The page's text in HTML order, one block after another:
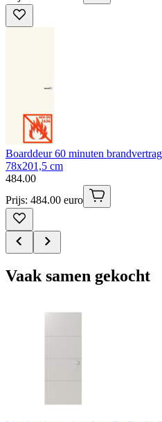
Boarddeur 60 minuten
78x201,5 cm
484.00
Prijs: 484.00 euro
Vaak samen gekocht